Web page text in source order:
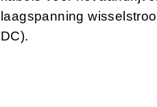
laagspanning
DC).